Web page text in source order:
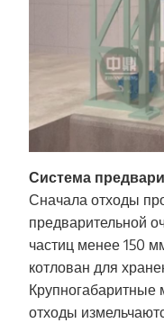
Система
Сначала отходы
предварительной
частиц менее 150
котлован для
Крупногабаритные
отходы